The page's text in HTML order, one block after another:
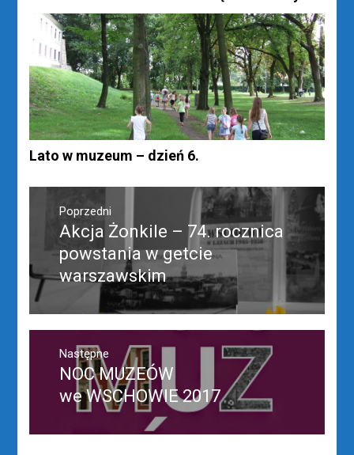
Lato w muzeum – dzień 6.
Nawigacja
wpisuPoprzedni
Poprzedni
wpis:
Akcja Żonkile – 74. rocznica
powstania w getcie
warszawskim
Następne
Następny
post:
NOC MUZEÓW
we WSCHOWIE 2017